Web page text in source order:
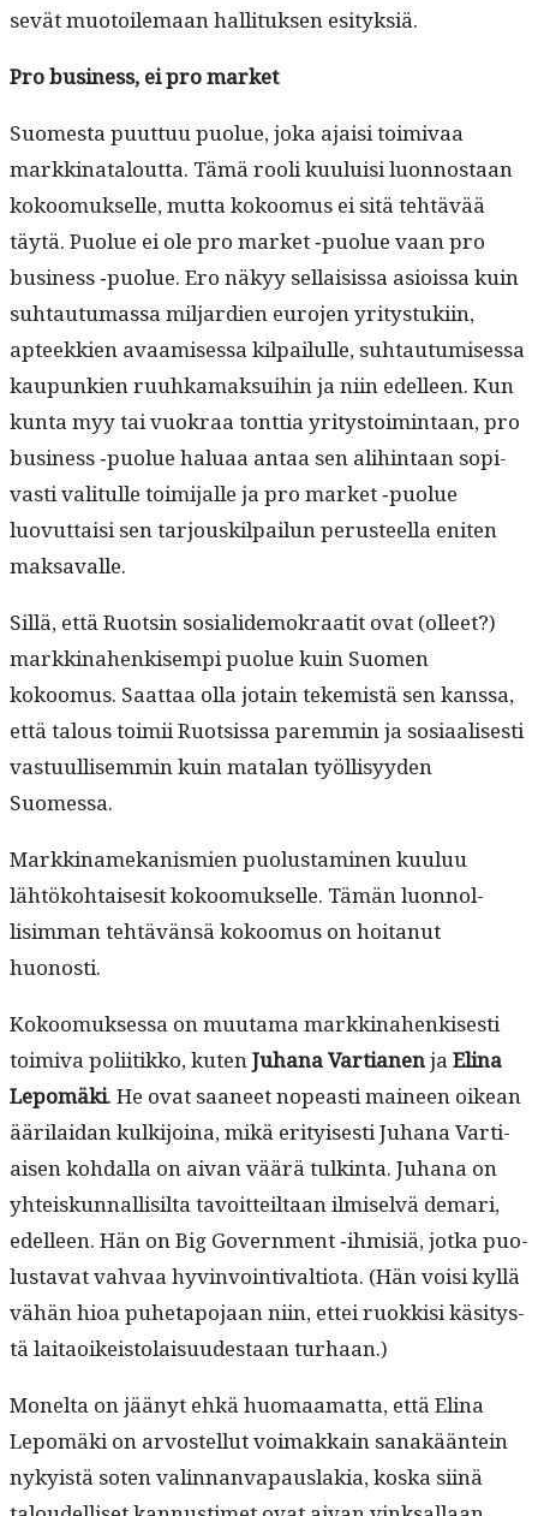
sevät muo­toile­maan hal­li­tuk­sen esityksiä.
Pro busi­ness, ei pro market
Suomes­ta puut­tuu puolue, joka ajaisi toimi­vaa
markki­na­t­alout­ta. Tämä rooli kuu­luisi luon­nos­taan
kokoomuk­selle, mut­ta kokoomus ei sitä tehtävää
täytä. Puolue ei ole pro mar­ket ‑puolue vaan pro
busi­ness ‑puolue. Ero näkyy sel­l­ai­sis­sa asiois­sa kuin
suh­tau­tu­mas­sa mil­jar­di­en euro­jen yri­tys­tuki­in,
apteekkien avaamises­sa kil­pailulle, suh­tau­tu­mises­sa
kaupunkien ruuhka­mak­sui­hin ja niin edelleen. Kun
kun­ta myy tai vuokraa tont­tia yri­tys­toim­intaan, pro
busi­ness ‑puolue halu­aa antaa sen ali­hin­taan sopi­
vasti val­i­t­ulle toim­i­jalle ja pro mar­ket ‑puolue
luovut­taisi sen tar­jouskil­pailun perus­teel­la eniten
maksavalle.
Sil­lä, että Ruotsin sosialidemokraatit ovat (olleet?)
markki­na­henkisem­pi puolue kuin Suomen
kokoomus. Saat­taa olla jotain tekemistä sen kanssa,
että talous toimii Ruot­sis­sa parem­min ja sosi­aalis­es­ti
vas­tu­ullisem­min kuin mata­lan työl­lisyy­den
Suomessa.
Markki­namekanis­mien puo­lus­t­a­mi­nen kuu­luu
lähtöko­htais­esit kokoomuk­selle. Tämän luon­nol­
lisim­man tehtävän­sä kokoomus on hoi­tanut
huonosti.
Kokoomuk­ses­sa on muu­ta­ma markki­na­henkises­ti
toimi­va poli­itikko, kutenJuhana Var­tia­nenja Eli­na
Lep­omä­ki. He ovat saa­neet nopeasti maineen oikean
ääri­laidan kulk­i­joina, mikä eri­tyis­es­ti Juhana Var­ti­
aisen kohdal­la on aivan väärä tulk­in­ta. Juhana on
yhteiskun­nal­lisil­ta tavoit­teil­taan ilmi­selvä demari,
edelleen. Hän on Big Gov­ern­ment ‑ihmisiä, jot­ka puo­
lus­ta­vat vah­vaa hyv­in­voin­ti­val­tio­ta. (Hän voisi kyl­lä
vähän hioa puhetapo­jaan niin, ettei ruokkisi käsi­tys­
tä laitaoikeis­to­laisu­ud­estaan turhaan.)
Mon­elta on jäänyt ehkä huo­maa­mat­ta, että Eli­na
Lep­omä­ki on arvostel­lut voimakkain sanakään­tein
nyky­istä soten valin­nan­va­paus­lakia, kos­ka siinä